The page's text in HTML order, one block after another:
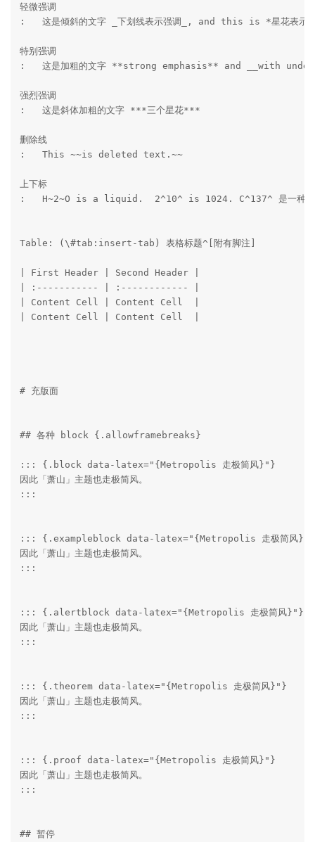
轻微强调
:   这是倾斜的文字 _下划线表示强调_, and this is *星花表示
特别强调
:   这是加粗的文字 **strong emphasis** and __with
强烈强调
:   这是斜体加粗的文字 ***三个星花***
删除线
:   This ~~is deleted text.~~
上下标
:   H~2~O is a liquid.  2^10^ is 1024. C^137^ 是一种放
Table: (\#tab:insert-tab) 表格标题^[附有脚注]
| First Header | Second Header |
| :----------- | :------------ |
| Content Cell | Content Cell  |
| Content Cell | Content Cell  |
# 充版面
## 各种 block {.allowframebreaks}
::: {.block data-latex="{Metropolis 走极简风}"}
因此「萧山」主题也走极简风。
:::
::: {.exampleblock data-latex="{Metropolis 走极简风}"}
因此「萧山」主题也走极简风。
:::
::: {.alertblock data-latex="{Metropolis 走极简风}"}
因此「萧山」主题也走极简风。
:::
::: {.theorem data-latex="{Metropolis 走极简风}"}
因此「萧山」主题也走极简风。
:::
::: {.proof data-latex="{Metropolis 走极简风}"}
因此「萧山」主题也走极简风。
:::
## 暂停